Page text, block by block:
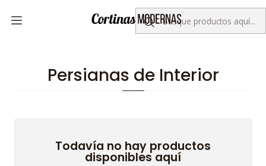
Despacho gratis por compras sobre $50.000
Persianas de Interior
Persianas de Interior
Todavía no hay productos
disponibles aquí